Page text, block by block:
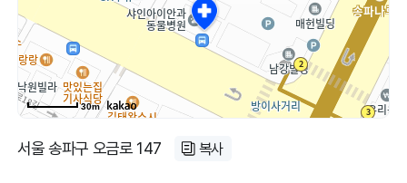
아이 산책하는 것도 봤는데 너무 잘 돌봐주
셔서 아이 수술 입원 맡겼었거든요
30m
서울 송파구 오금로 147 복사